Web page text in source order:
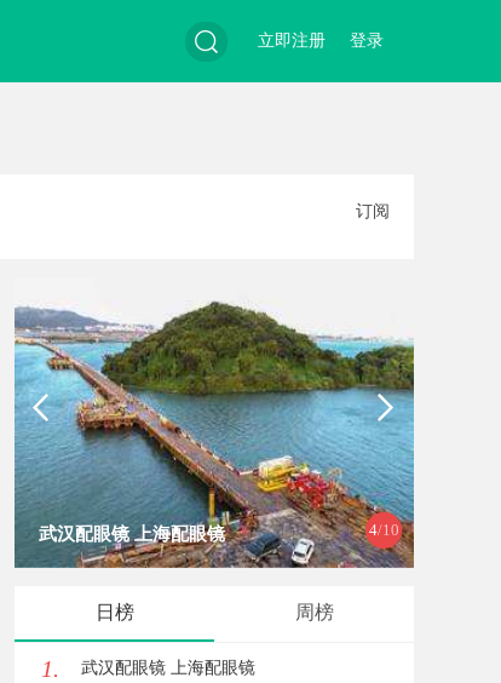
登录
立即注册
订阅
4/10
武汉配眼镜 上海配眼镜
日榜 周榜
1. 武汉配眼镜 上海配眼镜